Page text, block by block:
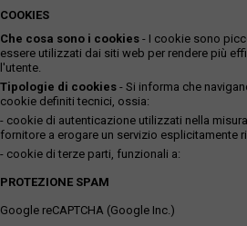
COOKIES
Che cosa sono i cookies - I cookie sono
essere utilizzati dai siti web per rendere più
l'utente.
Tipologie di cookies - Si informa che
cookie definiti tecnici, ossia:
- cookie di autenticazione utilizzati nella
fornitore a erogare un servizio esplicitamente
- cookie di terze parti, funzionali a:
PROTEZIONE SPAM
Google reCAPTCHA (Google Inc.)